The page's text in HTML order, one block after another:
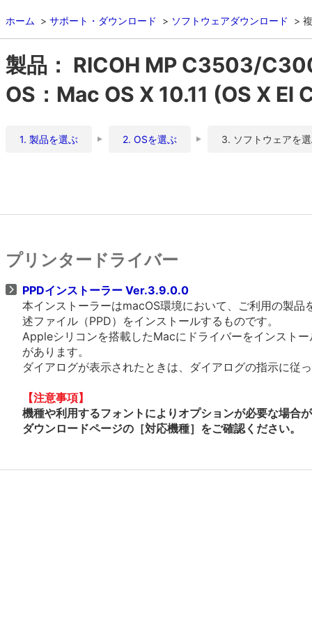
ホーム サポート・ダウンロード ソフトウェアダウンロード
製品： RICOH MP C3503/
OS：Mac OS X 10.11 (OS X El
1. 製品を選ぶ 2. OSを選ぶ 3. ソフトウェアを
プリンタードライバー
PPDインストーラー Ver.3.9.0.0
本インストーラーはmacOS環境において、ご利用の製
述ファイル（PPD）をインストールするものです。
Appleシリコンを搭載したMacにドライバーをインスト
があります。
ダイアログが表示されたときは、ダイアログの指示に従
【注意事項】
機種や利用するフォントによりオプションが必要な場合
ダウンロードページの［対応機種］をご確認ください。